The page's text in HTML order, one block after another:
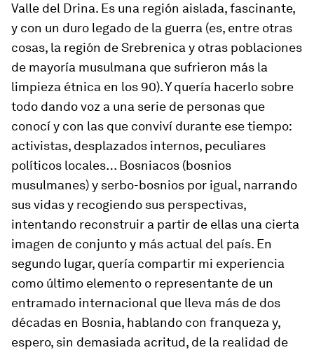
Valle del Drina. Es una región aislada, fascinante,
y con un duro legado de la guerra (es, entre otras
cosas, la región de Srebrenica y otras poblaciones
de mayoría musulmana que sufrieron más la
limpieza étnica en los 90). Y quería hacerlo sobre
todo dando voz a una serie de personas que
conocí y con las que conviví durante ese tiempo:
activistas, desplazados internos, peculiares
políticos locales… Bosniacos (bosnios
musulmanes) y serbo-bosnios por igual, narrando
sus vidas y recogiendo sus perspectivas,
intentando reconstruir a partir de ellas una cierta
imagen de conjunto y más actual del país. En
segundo lugar, quería compartir mi experiencia
como último elemento o representante de un
entramado internacional que lleva más de dos
décadas en Bosnia, hablando con franqueza y,
espero, sin demasiada acritud, de la realidad de